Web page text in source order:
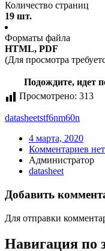
Количество страниц
19 шт.
Форматы файла
HTML, PDF
(Для просмотра
Подождите, идет
Просмотрено: 313
datasheetstf6nm60n
4 марта, 2020
Комментариев нет
Администратор
datasheet
Добавить
Для отправки
Навигация по